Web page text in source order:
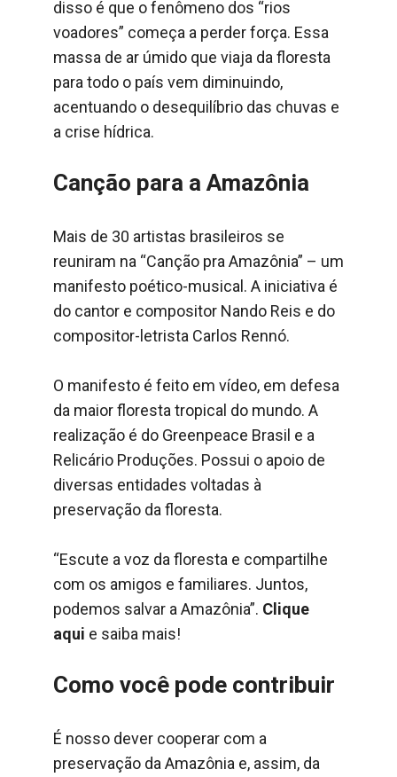
disso é que o fenômeno dos “rios
voadores” começa a perder força. Essa
massa de ar úmido que viaja da floresta
para todo o país vem diminuindo,
acentuando o desequilíbrio das chuvas e
a crise hídrica.
Canção para a Amazônia
Mais de 30 artistas brasileiros se
reuniram na “Canção pra Amazônia” – um
manifesto poético-musical. A iniciativa é
do cantor e compositor Nando Reis e do
compositor-letrista Carlos Rennó.
O manifesto é feito em vídeo, em defesa
da maior floresta tropical do mundo. A
realização é do Greenpeace Brasil e a
Relicário Produções. Possui o apoio de
diversas entidades voltadas à
preservação da floresta.
“Escute a voz da floresta e compartilhe
com os amigos e familiares. Juntos,
podemos salvar a Amazônia”. Clique
aqui e saiba mais!
Como você pode contribuir
É nosso dever cooperar com a
preservação da Amazônia e, assim, da